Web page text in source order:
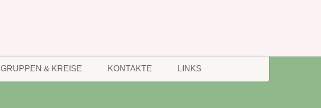
GRUPPEN & KREISE KONTAKTE LINKS